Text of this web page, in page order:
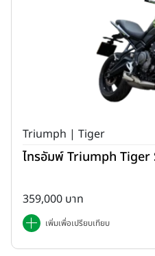
Triumph | Tiger
ไทรอัมพ์ Triumph Tiger
359,000 บาท
เพิ่มเพื่อเปรียบเทียบ